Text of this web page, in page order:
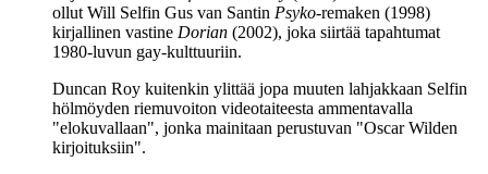
ollut Will Selfin Gus van Santin Psyko-remaken (1998)
kirjallinen vastine Dorian (2002), joka siirtää tapahtumat
1980‑luvun gay‑kulttuuriin.
Duncan Roy kuitenkin ylittää jopa muuten lahjakkaan Selfin
hölmöyden riemuvoiton videotaiteesta ammentavalla
"elokuvallaan", jonka mainitaan perustuvan "Oscar Wilden
kirjoituksiin".